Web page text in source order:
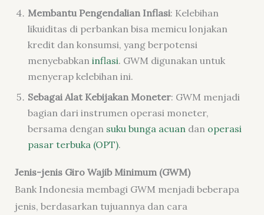
Membantu Pengendalian Inflasi: Kelebihan
likuiditas di perbankan bisa memicu lonjakan
kredit dan konsumsi, yang berpotensi
menyebabkan inflasi. GWM digunakan untuk
menyerap kelebihan ini.
Sebagai Alat Kebijakan Moneter: GWM menjadi
bagian dari instrumen operasi moneter,
bersama dengan suku bunga acuan dan operasi
pasar terbuka (OPT).
Jenis-jenis Giro Wajib Minimum (GWM)
Bank Indonesia membagi GWM menjadi beberapa
jenis, berdasarkan tujuannya dan cara